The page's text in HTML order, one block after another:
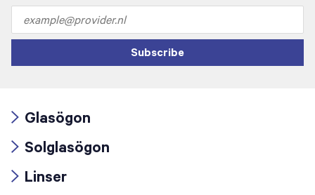
address
Subscribe
icon
Glasögon
icon
Solglasögon
Linser